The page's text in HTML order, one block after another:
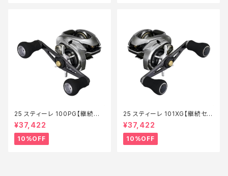
25 スティーレ 100PG【継続セ
ール_リール】【10】
¥37,422
10%OFF
25 スティーレ 101XG【継続セー
ル_リール】【10】
¥37,422
10%OFF